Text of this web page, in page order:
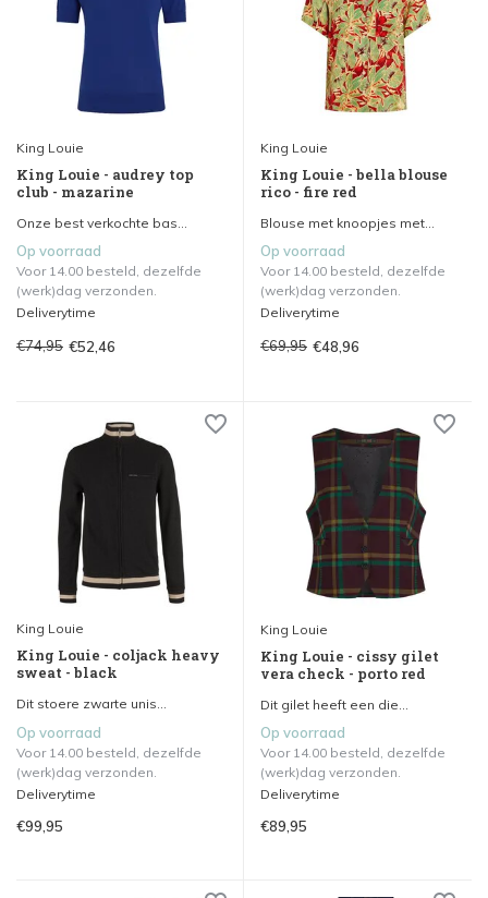
King Louie
King Louie - audrey top
club - mazarine
Onze best verkochte bas...
Op voorraad
Voor 14.00 besteld, dezelfde
(werk)dag verzonden.
Deliverytime
€74,95 €52,46
King Louie
King Louie - bella blouse
rico - fire red
Blouse met knoopjes met...
Op voorraad
Voor 14.00 besteld, dezelfde
(werk)dag verzonden.
Deliverytime
€69,95 €48,96
King Louie
King Louie - coljack heavy
sweat - black
Dit stoere zwarte unis...
Op voorraad
Voor 14.00 besteld, dezelfde
(werk)dag verzonden.
Deliverytime
€99,95
King Louie
King Louie - cissy gilet
vera check - porto red
Dit gilet heeft een die...
Op voorraad
Voor 14.00 besteld, dezelfde
(werk)dag verzonden.
Deliverytime
€89,95